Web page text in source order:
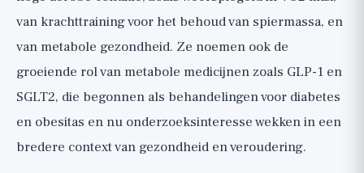
van krachttraining voor het behoud van spiermassa, en
van metabole gezondheid. Ze noemen ook de
groeiende rol van metabole medicijnen zoals GLP-1 en
SGLT2, die begonnen als behandelingen voor diabetes
en obesitas en nu onderzoeksinteresse wekken in een
bredere context van gezondheid en veroudering.